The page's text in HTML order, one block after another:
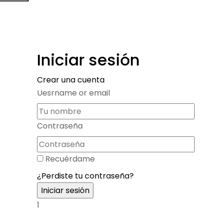
Iniciar sesión
Crear una cuenta
Uesrname or email
Contraseña
Recuérdame
¿Perdiste tu contraseña?
1